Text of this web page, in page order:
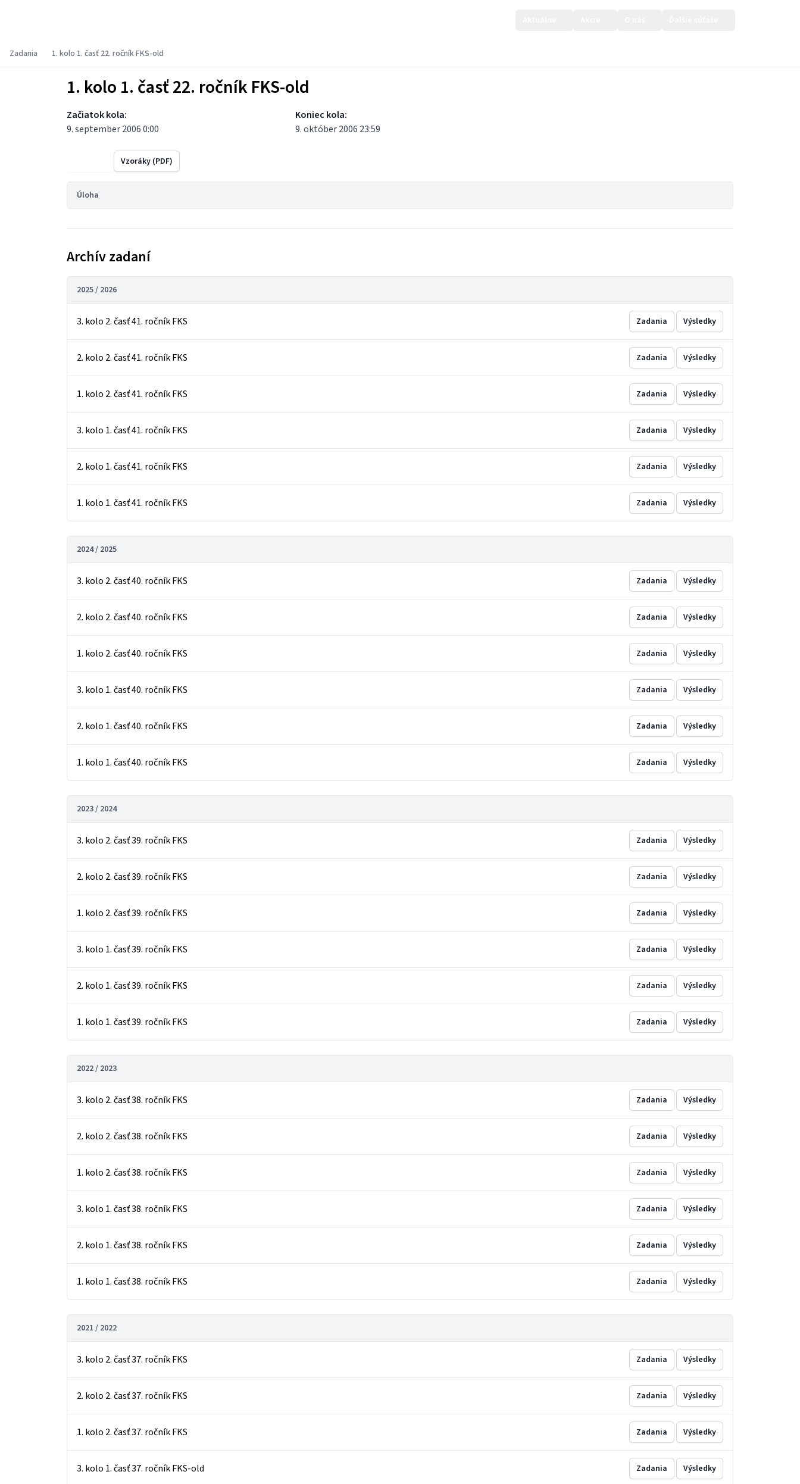
Zadania 1. kolo 1. časť 22. ročník FKS-old
1. kolo 1. časť 22. ročník FKS-old
Začiatok kola:
9. september 2006 0:00
Koniec kola:
9. október 2006 23:59
Vzoráky (PDF)
Úloha
Archív zadaní
2025 / 2026
3. kolo 2. časť 41. ročník FKS Zadania Výsledky
2. kolo 2. časť 41. ročník FKS Zadania Výsledky
1. kolo 2. časť 41. ročník FKS Zadania Výsledky
3. kolo 1. časť 41. ročník FKS Zadania Výsledky
2. kolo 1. časť 41. ročník FKS Zadania Výsledky
1. kolo 1. časť 41. ročník FKS Zadania Výsledky
2024 / 2025
3. kolo 2. časť 40. ročník FKS Zadania Výsledky
2. kolo 2. časť 40. ročník FKS Zadania Výsledky
1. kolo 2. časť 40. ročník FKS Zadania Výsledky
3. kolo 1. časť 40. ročník FKS Zadania Výsledky
2. kolo 1. časť 40. ročník FKS Zadania Výsledky
1. kolo 1. časť 40. ročník FKS Zadania Výsledky
2023 / 2024
3. kolo 2. časť 39. ročník FKS Zadania Výsledky
2. kolo 2. časť 39. ročník FKS Zadania Výsledky
1. kolo 2. časť 39. ročník FKS Zadania Výsledky
3. kolo 1. časť 39. ročník FKS Zadania Výsledky
2. kolo 1. časť 39. ročník FKS Zadania Výsledky
1. kolo 1. časť 39. ročník FKS Zadania Výsledky
2022 / 2023
3. kolo 2. časť 38. ročník FKS Zadania Výsledky
2. kolo 2. časť 38. ročník FKS Zadania Výsledky
1. kolo 2. časť 38. ročník FKS Zadania Výsledky
3. kolo 1. časť 38. ročník FKS Zadania Výsledky
2. kolo 1. časť 38. ročník FKS Zadania Výsledky
1. kolo 1. časť 38. ročník FKS Zadania Výsledky
2021 / 2022
3. kolo 2. časť 37. ročník FKS Zadania Výsledky
2. kolo 2. časť 37. ročník FKS Zadania Výsledky
1. kolo 2. časť 37. ročník FKS Zadania Výsledky
3. kolo 1. časť 37. ročník FKS-old Zadania Výsledky